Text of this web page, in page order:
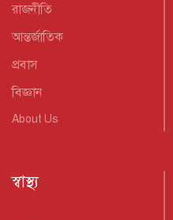
রাজনীতি
আন্তর্জাতিক
প্রবাস
বিজ্ঞান
About Us
স্বাস্থ্য